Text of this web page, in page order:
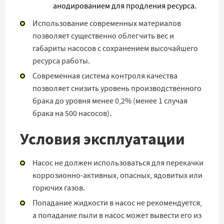
анодированием для продления ресурса.
Использование современных материалов
позволяет существенно облегчить вес и
габариты насосов с сохранением высочайшего
ресурса работы.
Современная система контроля качества
позволяет снизить уровень производственного
брака до уровня менее 0,2% (менее 1 случая
брака на 500 насосов).
Условия эксплуатации
Насос не должен использоваться для перекачки
коррозионно-активных, опасных, ядовитых или
горючих газов.
Попадание жидкости в насос не рекомендуется,
а попадание пыли в насос может вывести его из